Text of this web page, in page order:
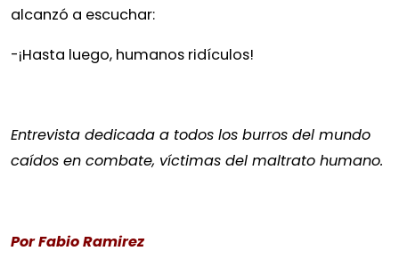
alcanzó a escuchar:
-¡Hasta luego, humanos ridículos!
Entrevista dedicada a todos los burros del mundo
caídos en combate, víctimas del maltrato humano.
Por Fabio Ramirez